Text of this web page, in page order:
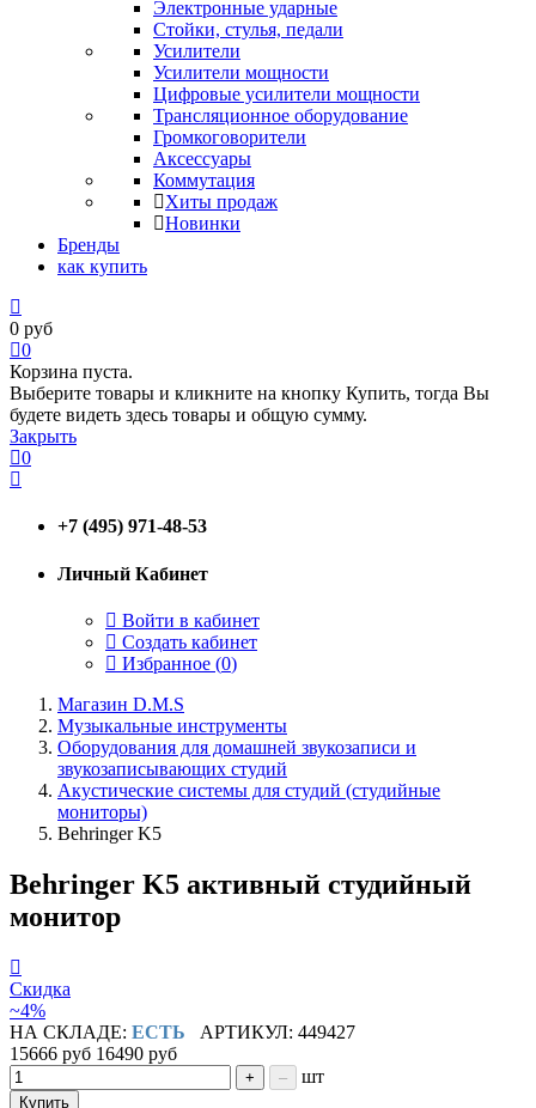
Электронные ударные
Стойки, стулья, педали
Усилители
Усилители мощности
Цифровые усилители мощности
Трансляционное оборудование
Громкоговорители
Аксессуары
Коммутация
Хиты продаж
Новинки
Бренды
как купить
0 руб
0
Корзина пуста.
Выберите товары и кликните на кнопку Купить, тогда Вы
будете видеть здесь товары и общую сумму.
Закрыть
0
+7 (495) 971-48-53
Личный Кабинет
Войти в кабинет
Создать кабинет
Избранное (0)
Магазин D.M.S
Музыкальные инструменты
Оборудования для домашней звукозаписи и
звукозаписывающих студий
Акустические системы для студий (студийные
мониторы)
Behringer K5
Behringer K5 активный студийный
монитор
Скидка
~4%
НА СКЛАДЕ: ЕСТЬ АРТИКУЛ: 449427
15666 руб 16490 руб
+ – шт
Купить